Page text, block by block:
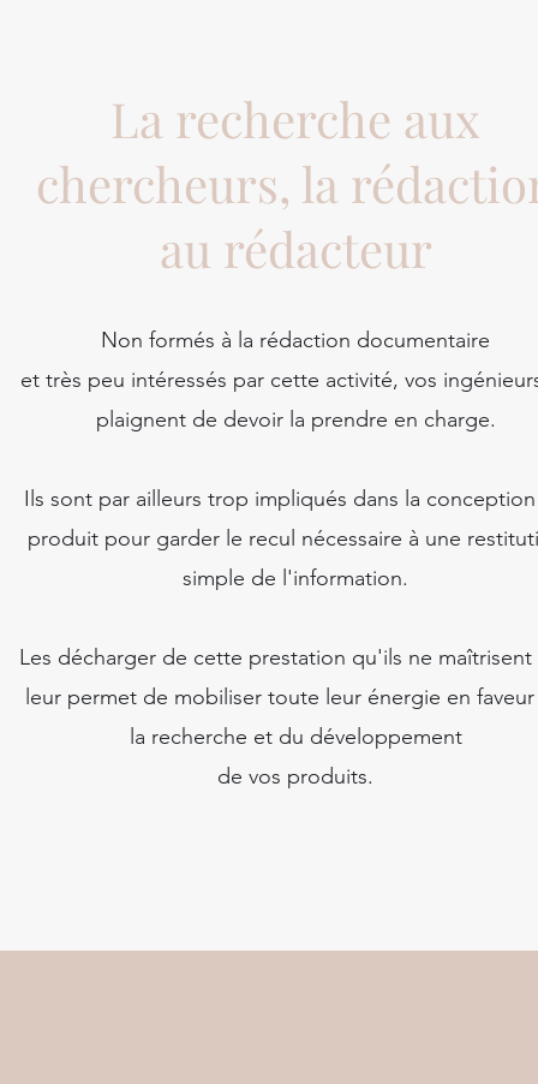
La recherche aux
chercheurs, la
au rédacteur
Non formés à la rédaction documentaire
et très peu intéressés par cette activité, vos
plaignent de devoir la prendre en charge.
Ils sont par ailleurs trop impliqués dans la
produit pour garder le recul nécessaire à une
simple de l'information.
Les décharger de cette prestation qu'ils ne maîtrisent
leur permet de mobiliser toute leur énergie en
la recherche et du développement
de vos produits.